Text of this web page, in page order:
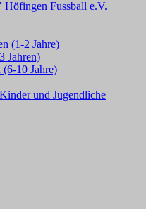
Fussball e.V.
(1-2 Jahre)
Jahren)
10 Jahre)
und Jugendliche